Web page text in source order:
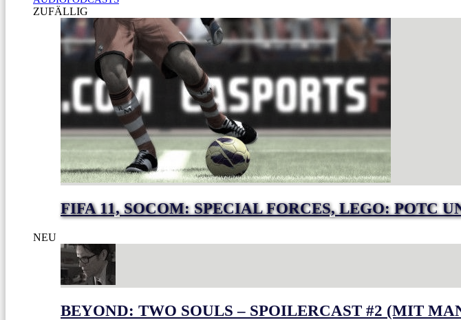
ZUFÄLLIG
FIFA 11, SOCOM: SPECIAL FORCES, LEGO: POTC
NEU
BEYOND: TWO SOULS – SPOILERCAST #2 (MIT